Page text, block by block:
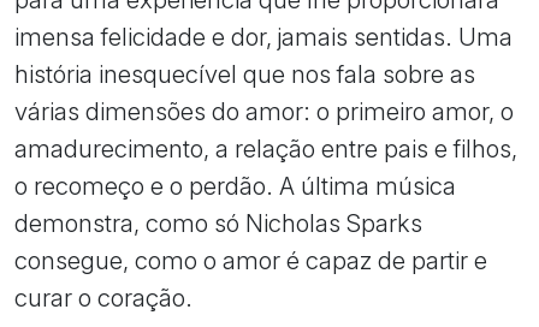
imensa felicidade e dor, jamais sentidas. Uma
história inesquecível que nos fala sobre as
várias dimensões do amor: o primeiro amor, o
amadurecimento, a relação entre pais e filhos,
o recomeço e o perdão. A última música
demonstra, como só Nicholas Sparks
consegue, como o amor é capaz de partir e
curar o coração.